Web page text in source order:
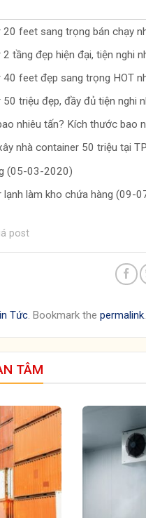
20 feet sang trọng bán chạy
2 tầng đẹp hiện đại, tiện nghi
40 feet đẹp sang trọng HOT
50 triệu đẹp, đầy đủ tiện
nhiêu tấn? Kích thước bao
nhà container 50 triệu tại
(05-03-2020)
lạnh làm kho chứa hàng (09-
post
Tức. Bookmark the permalink.
TÂM